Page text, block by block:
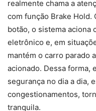
realmente chama a
com função Brake Hold.
botão, o sistema aciona
eletrônico e, em
mantém o carro parado
acionado. Dessa forma,
segurança no dia a dia,
congestionamentos,
tranquila.